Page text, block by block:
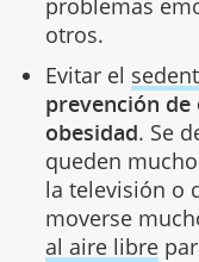
otros.
Evitar el
prevención de
obesidad. Se
queden
la televisión o
moverse
al aire libre